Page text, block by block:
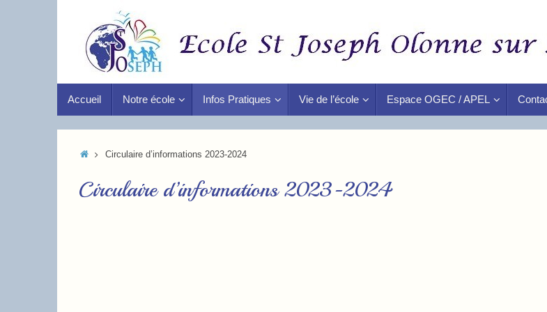
Accueil Notre école Infos Pratiques Vie de l’école Espace OGEC / APEL
Circulaire d’informations 2023-2024
Circulaire d’informations 2023-2024